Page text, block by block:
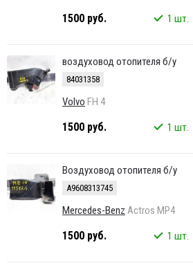
1500 руб. 1 шт.
воздуховод отопителя б/у
84031358
Volvo FH 4
1500 руб. 1 шт.
Воздуховод отопителя б/у
A9608313745
Mercedes-Benz Actros MP4
1500 руб. 1 шт.